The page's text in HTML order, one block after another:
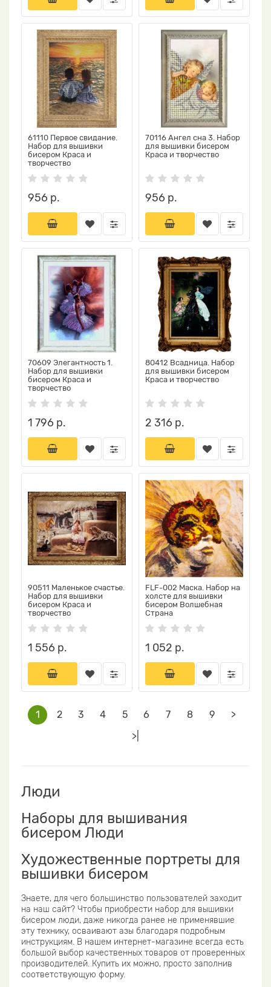
61110 Первое свидание.
Набор для вышивки
бисером Краса и
творчество
956 р.
70116 Ангел сна 3. Набор
для вышивки бисером
Краса и творчество
956 р.
70609 Элегантность 1.
Набор для вышивки
бисером Краса и
творчество
1 796 р.
80412 Всадница. Набор
для вышивки бисером
Краса и творчество
2 316 р.
90511 Маленькое счастье.
Набор для вышивки
бисером Краса и
творчество
1 556 р.
FLF-002 Маска. Набор на
холсте для вышивки
бисером Волшебная
Страна
1 052 р.
1 2 3 4 5 6 7 8 9
>
>|
Люди
Наборы для вышивания
бисером Люди
Художественные портреты для
вышивки бисером
Знаете, для чего большинство пользователей заходит
на наш сайт? Чтобы приобрести набор для вышивки
бисером люди, даже никогда ранее не применявшие
эту технику, осваивают азы благодаря подробным
инструкциям. В нашем интернет-магазине всегда есть
большой выбор качественных товаров от проверенных
производителей. Купить их можно, просто заполнив
соответствующую форму.